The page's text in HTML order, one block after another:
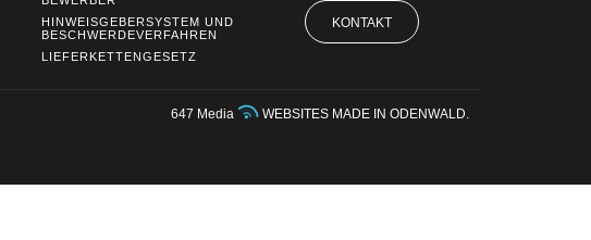
HINWEISGEBERSYSTEM UND
BESCHWERDEVERFAHREN
LIEFERKETTENGESETZ
KONTAKT
647 Media WEBSITES MADE IN ODENWALD.